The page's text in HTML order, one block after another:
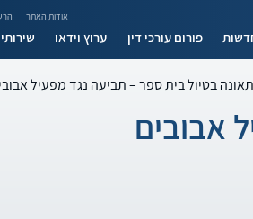
אודות האתר
פורום עורכי דין ערוץ וידאו
תאונה בטיול בית ספר – תביעה נגד מפעיל
אבובים